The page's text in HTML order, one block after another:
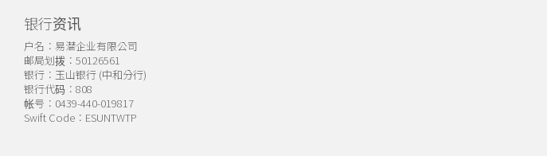
银行资讯
户名：易潜企业有限公司
邮局划拨：50126561
银行：玉山银行 (中和分行)
银行代码：808
帐号：0439-440-019817
Swift Code：ESUNTWTP